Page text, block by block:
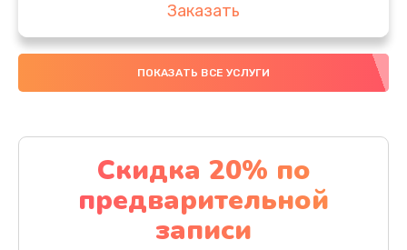
Заказать
Ремонт после залития
1730 руб.
Ремонт электроплаты
1320 руб.
Заказать
ПОКАЗАТЬ ВСЕ УСЛУГИ
Скидка 20% по
предварительной
записи